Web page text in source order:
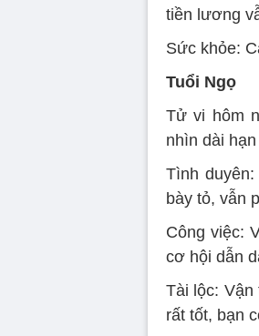
tiền lương
Sức khỏe:
Tuổi Ngọ
Tử vi hôm
nhìn dài
Tình
bày tỏ, vẫn
Công việc:
cơ hội dẫn
Tài lộc: Vận
rất tốt, bạn